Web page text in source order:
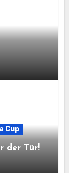
Cup
der Tür!